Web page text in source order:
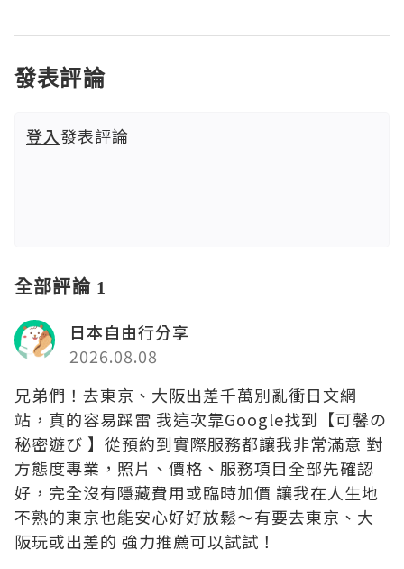
發表評論
登入發表評論
全部評論 1
日本自由行分享
2026.08.08
兄弟們！去東京、大阪出差千萬別亂衝日文網
站，真的容易踩雷 我這次靠Google找到【可馨の
秘密遊び 】從預約到實際服務都讓我非常滿意 對
方態度專業，照片、價格、服務項目全部先確認
好，完全沒有隱藏費用或臨時加價 讓我在人生地
不熟的東京也能安心好好放鬆～有要去東京、大
阪玩或出差的 強力推薦可以試試！